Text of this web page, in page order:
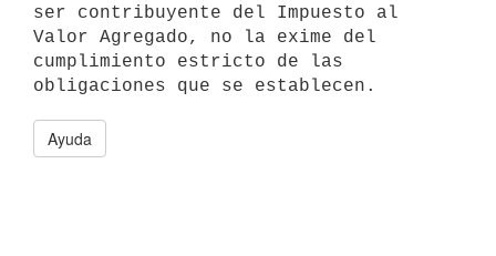
ser contribuyente del Impuesto al
Valor Agregado, no la exime del
cumplimiento estricto de las
Ayuda